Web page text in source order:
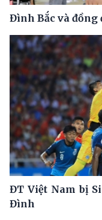
Đình Bắc và đồng
ĐT Việt Nam bị
Đình